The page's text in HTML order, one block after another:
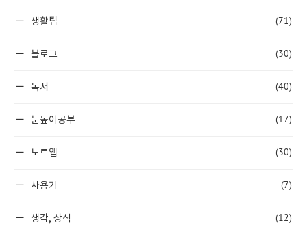
생활팁 (71)
블로그 (30)
독서 (40)
눈높이공부 (17)
노트앱 (30)
사용기 (7)
생각, 상식 (12)